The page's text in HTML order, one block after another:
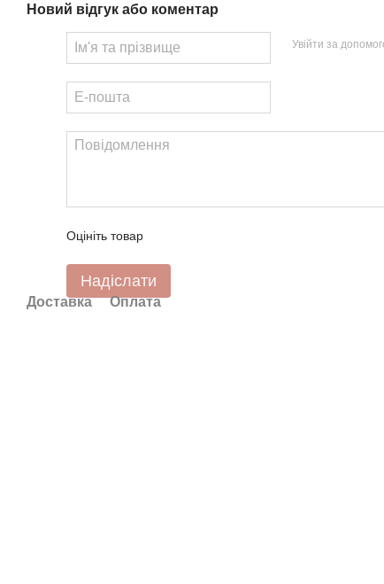
Новий відгук або коментар
Увійти за
Оцініть товар
Надіслати
Доставка Оплата